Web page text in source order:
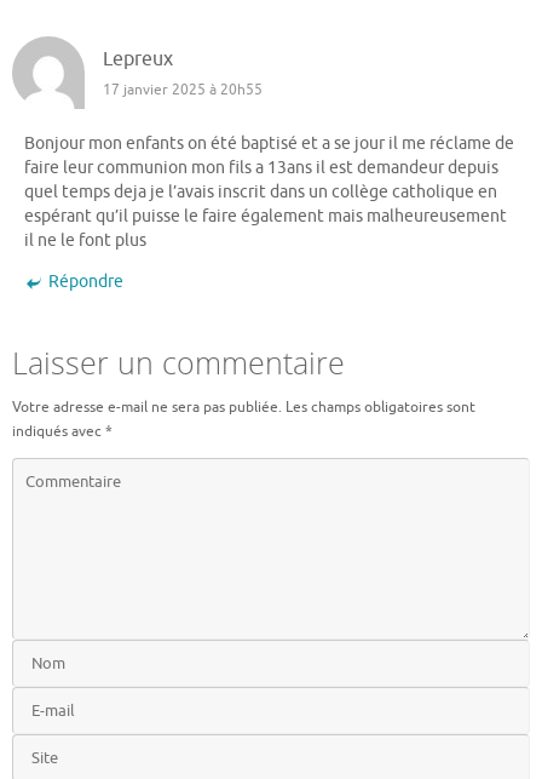
Lepreux
17 janvier 2025 à 20h55
Bonjour mon enfants on été baptisé et a se jour il me réclame de
faire leur communion mon fils a 13ans il est demandeur depuis
quel temps deja je l’avais inscrit dans un collège catholique en
espérant qu’il puisse le faire également mais malheureusement
il ne le font plus
Répondre
Laisser un commentaire
Votre adresse e-mail ne sera pas publiée. Les champs obligatoires sont
indiqués avec*